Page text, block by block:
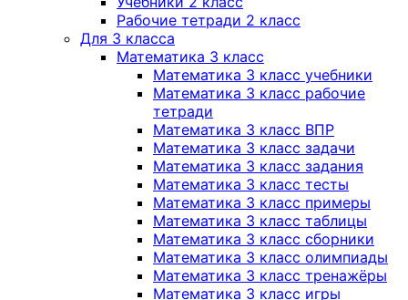
Рабочие тетради 2 класс
Для 3 класса
Математика 3 класс
Математика 3 класс учебники
Математика 3 класс рабочие
тетради
Математика 3 класс ВПР
Математика 3 класс задачи
Математика 3 класс задания
Математика 3 класс тесты
Математика 3 класс примеры
Математика 3 класс таблицы
Математика 3 класс сборники
Математика 3 класс олимпиады
Математика 3 класс тренажёры
Математика 3 класс игры